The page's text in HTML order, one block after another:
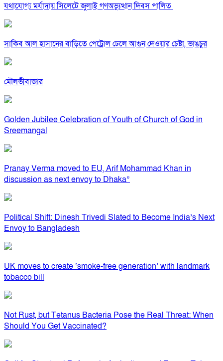
যথাযোগ্য মর্যাদায় সিলেটে জুলাই গণঅভ্যুত্থান দিবস পালিত
সাকিব আল হাসানের বাড়িতে পেট্রোল ঢেলে আগুন দেওয়ার চেষ্টা, ভাঙচুর
মৌলভীবাজার
Golden Jubilee Celebration of Youth of Church of God in
Sreemangal
Pranay Verma moved to EU, Arif Mohammad Khan in
discussion as next envoy to Dhaka”
Political Shift: Dinesh Trivedi Slated to Become India’s Next
Envoy to Bangladesh
UK moves to create ‘smoke-free generation’ with landmark
tobacco bill
Not Rust, but Tetanus Bacteria Pose the Real Threat: When
Should You Get Vaccinated?